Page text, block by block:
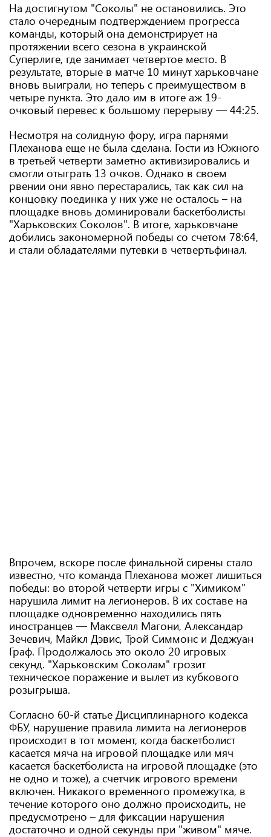
На достигнутом "Соколы" не остановились. Это
стало очередным подтверждением прогресса
команды, который она демонстрирует на
протяжении всего сезона в украинской
Суперлиге, где занимает четвертое место. В
результате, вторые в матче 10 минут харьковчане
вновь выиграли, но теперь с преимуществом в
четыре пункта. Это дало им в итоге аж 19-
очковый перевес к большому перерыву — 44:25.
Несмотря на солидную фору, игра парнями
Плеханова еще не была сделана. Гости из Южного
в третьей четверти заметно активизировались и
смогли отыграть 13 очков. Однако в своем
рвении они явно перестарались, так как сил на
концовку поединка у них уже не осталось – на
площадке вновь доминировали баскетболисты
"Харьковских Соколов". В итоге, харьковчане
добились закономерной победы со счетом 78:64,
и стали обладателями путевки в четвертьфинал.
Впрочем, вскоре после финальной сирены стало
известно, что команда Плеханова может лишиться
победы: во второй четверти игры с "Химиком"
нарушила лимит на легионеров. В их составе на
площадке одновременно находились пять
иностранцев — Максвелл Магони, Александар
Зечевич, Майкл Дэвис, Трой Симмонс и Деджуан
Граф. Продолжалось это около 20 игровых
секунд. "Харьковским Соколам" грозит
техническое поражение и вылет из кубкового
розыгрыша.
Согласно 60-й статье Дисциплинарного кодекса
ФБУ, нарушение правила лимита на легионеров
происходит в тот момент, когда баскетболист
касается мяча на игровой площадке или мяч
касается баскетболиста на игровой площадке (это
не одно и тоже), а счетчик игрового времени
включен. Никакого временного промежутка, в
течение которого оно должно происходить, не
предусмотрено – для фиксации нарушения
достаточно и одной секунды при "живом" мяче.